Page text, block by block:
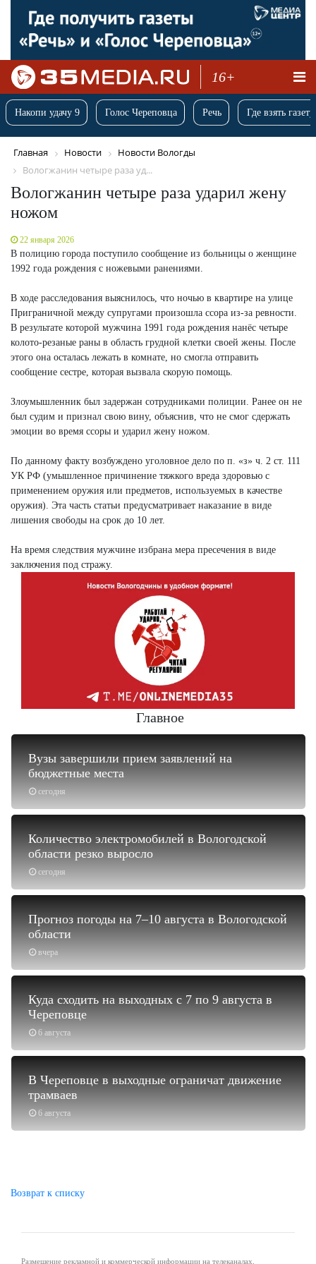
16+
Накопи удачу 9 Голос Череповца Речь Где взять
Главная Новости
Новости Вологды
Вологжанин четыре раза уд...
Вологжанин четыре раза ударил жену
ножом
22 января 2026
В полицию города поступило сообщение из больницы о женщине
1992 года рождения с ножевыми ранениями.
В ходе расследования выяснилось, что ночью в квартире на улице
Приграничной между супругами произошла ссора из-за ревности.
В результате которой мужчина 1991 года рождения нанёс четыре
колото-резаные раны в область грудной клетки своей жены. После
этого она осталась лежать в комнате, но смогла отправить
сообщение сестре, которая вызвала скорую помощь.
Злоумышленник был задержан сотрудниками полиции. Ранее он не
был судим и признал свою вину, объяснив, что не смог сдержать
эмоции во время ссоры и ударил жену ножом.
По данному факту возбуждено уголовное дело по п. «з» ч. 2 ст. 111
УК РФ (умышленное причинение тяжкого вреда здоровью с
применением оружия или предметов, используемых в качестве
оружия). Эта часть статьи предусматривает наказание в виде
лишения свободы на срок до 10 лет.
На время следствия мужчине избрана мера пресечения в виде
заключения под стражу.
Главное
сегодня
Вузы завершили прием заявлений на
бюджетные места
сегодня
Количество электромобилей в Вологодской
области резко выросло
вчера
Прогноз погоды на 7–10 августа в Вологодской
области
6 августа
Куда сходить на выходных с 7 по 9 августа в
Череповце
6 августа
В Череповце в выходные ограничат движение
трамваев
Возврат к списку
Размещение рекламной и коммерческой информации на телеканалах,